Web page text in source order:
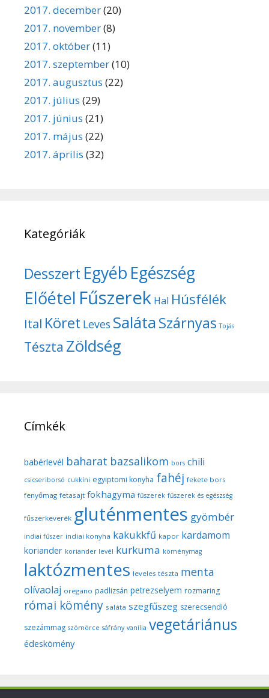
2017. december(20)
2017. november(8)
2017. október(11)
2017. szeptember(10)
2017. augusztus (22)
2017. július (29)
2017. június (21)
2017. május (22)
2017. április (32)
Kategóriák
Desszert Egyéb Egészség
Előétel Fűszerek Hal Húsfélék
Ital Köret Leves SalátaSzárnyas Tojás
Tészta Zöldség
Címkék
babérlevél baharat bazsalikom bors chili
csicseriborsó cukkíni egyiptomi konyha fahéj fekete bors
fenyőmag fetasajt fokhagyma fűszerek fűszerek és egészség
fűszerkeverék gluténmentes gyömbér
indiai fűszer indiai konyha kakukkfű kapor kardamom
koriander koriander levél kurkuma köménymag
laktózmentes leveles tészta menta
olívaolaj oregano padlizsán petrezselyem rozmaring
római kömény saláta szegfűszeg szerecsendió
szezámmag szömörce sáfrány vanília vegetáriánus
édeskömény